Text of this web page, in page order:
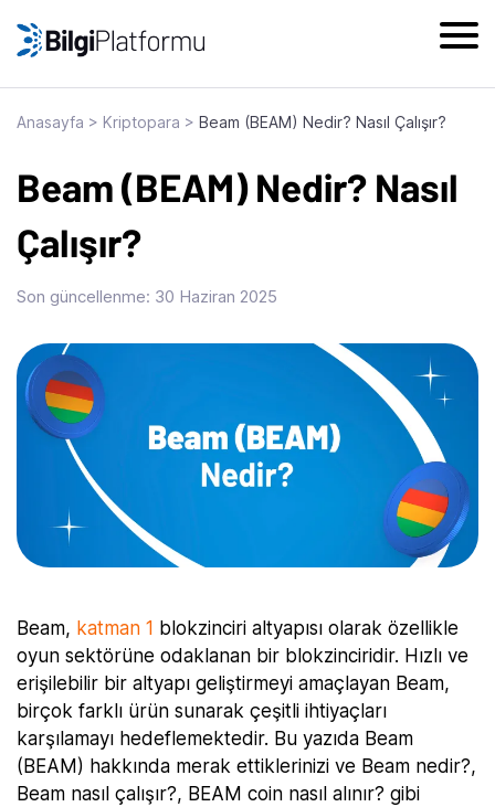
Anasayfa > Kriptopara > Beam (BEAM) Nedir? Nasıl Çalışır?
Beam (BEAM) Nedir? Nasıl
Çalışır?
Son güncellenme: 30 Haziran 2025
Beam, katman 1 blokzinciri altyapısı olarak özellikle
oyun sektörüne odaklanan bir blokzinciridir. Hızlı ve
erişilebilir bir altyapı geliştirmeyi amaçlayan Beam,
birçok farklı ürün sunarak çeşitli ihtiyaçları
karşılamayı hedeflemektedir. Bu yazıda Beam
(BEAM) hakkında merak ettiklerinizi ve Beam nedir?,
Beam nasıl çalışır?, BEAM coin nasıl alınır? gibi